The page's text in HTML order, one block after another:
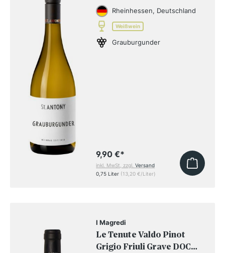
Rheinhessen, Deutschland
Weißwein
Grauburgunder
9,90 €*
inkl. MwSt, zzgl.Versand
0,75 Liter (13,20 €/Liter)
I Magredi
Le Tenute Valdo Pinot
Grigio Friuli Grave DOC